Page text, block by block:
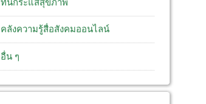
คลังความรู้สื่อสังคมออนไลน์
อื่น ๆ